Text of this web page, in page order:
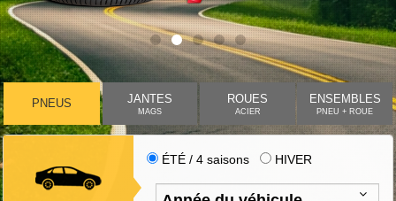
PNEUS JANTES
MAGS
ROUES
ACIER
ENSEMBLES
PNEU + ROUE
ÉTÉ / 4 saisons HIVER